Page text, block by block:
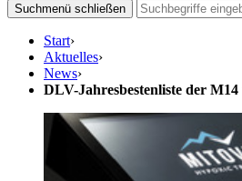
Suchmenü schließen
Start›
Aktuelles›
News›
DLV-Jahresbestenliste der